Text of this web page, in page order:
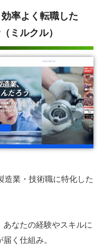
率よく転職した
ミルクル）
造業・技術職に特化した
なたの経験やスキルに
く仕組み。